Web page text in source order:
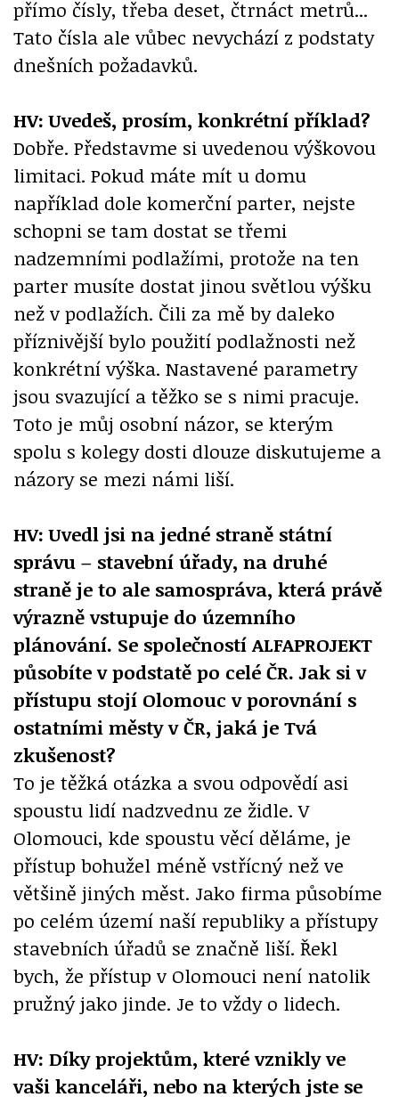
přímo čísly, třeba deset, čtrnáct metrů...
Tato čísla ale vůbec nevychází z podstaty
dnešních požadavků.
HV: Uvedeš, prosím, konkrétní příklad?
Dobře. Představme si uvedenou výškovou
limitaci. Pokud máte mít u domu
například dole komerční parter, nejste
schopni se tam dostat se třemi
nadzemními podlažími, protože na ten
parter musíte dostat jinou světlou výšku
než v podlažích. Čili za mě by daleko
příznivější bylo použití podlažnosti než
konkrétní výška. Nastavené parametry
jsou svazující a těžko se s nimi pracuje.
Toto je můj osobní názor, se kterým
spolu s kolegy dosti dlouze diskutujeme a
názory se mezi námi liší.
HV: Uvedl jsi na jedné straně státní
správu – stavební úřady, na druhé
straně je to ale samospráva, která právě
výrazně vstupuje do územního
plánování. Se společností ALFAPROJEKT
působíte v podstatě po celé ČR. Jak si v
přístupu stojí Olomouc v porovnání s
ostatními městy v ČR, jaká je Tvá
zkušenost?
To je těžká otázka a svou odpovědí asi
spoustu lidí nadzvednu ze židle. V
Olomouci, kde spoustu věcí děláme, je
přístup bohužel méně vstřícný než ve
většině jiných měst. Jako firma působíme
po celém území naší republiky a přístupy
stavebních úřadů se značně liší. Řekl
bych, že přístup v Olomouci není natolik
pružný jako jinde. Je to vždy o lidech.
HV: Díky projektům, které vznikly ve
vaši kanceláři, nebo na kterých jste se